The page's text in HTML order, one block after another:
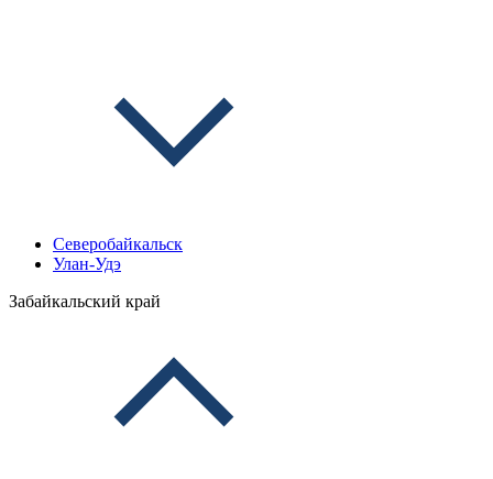
Северобайкальск
Улан-Удэ
Забайкальский край